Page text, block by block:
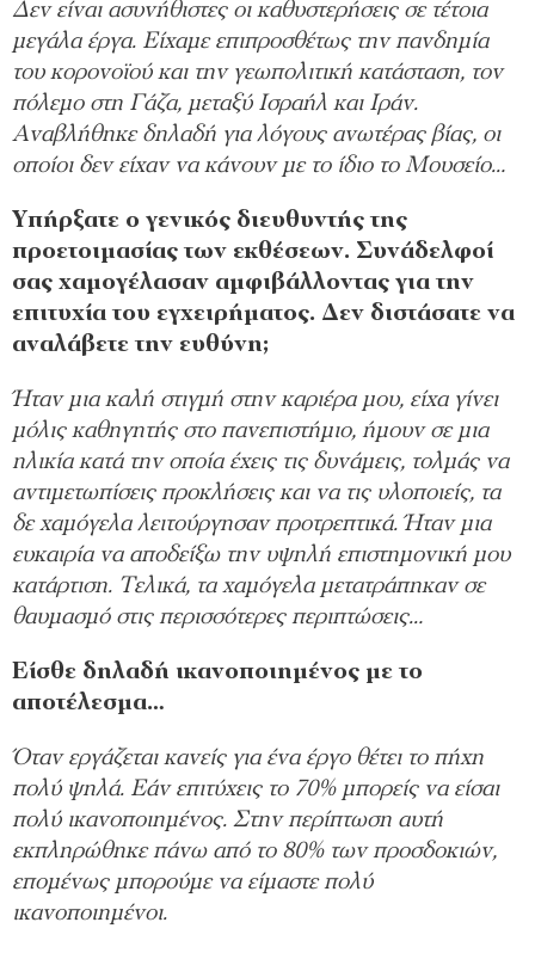
Δεν είναι ασυνήθιστες οι καθυστερήσεις σε τέτοια
μεγάλα έργα. Είχαμε επιπροσθέτως την πανδημία
του κορονοϊού και την γεωπολιτική κατάσταση, τον
πόλεμο στη Γάζα, μεταξύ Ισραήλ και Ιράν.
Αναβλήθηκε δηλαδή για λόγους ανωτέρας βίας, οι
οποίοι δεν είχαν να κάνουν με το ίδιο το Μουσείο…
Υπήρξατε ο γενικός διευθυντής της
προετοιμασίας των εκθέσεων. Συνάδελφοί
σας χαμογέλασαν αμφιβάλλοντας για την
επιτυχία του εγχειρήματος. Δεν διστάσατε να
αναλάβετε την ευθύνη;
Ήταν μια καλή στιγμή στην καριέρα μου, είχα γίνει
μόλις καθηγητής στο πανεπιστήμιο, ήμουν σε μια
ηλικία κατά την οποία έχεις τις δυνάμεις, τολμάς να
αντιμετωπίσεις προκλήσεις και να τις υλοποιείς, τα
δε χαμόγελα λειτούργησαν πρoτρεπτικά. Ήταν μια
ευκαιρία να αποδείξω την υψηλή επιστημονική μου
κατάρτιση. Τελικά, τα χαμόγελα μετατράπηκαν σε
θαυμασμό στις περισσότερες περιπτώσεις…
Είσθε δηλαδή ικανοποιημένος με το
αποτέλεσμα…
Όταν εργάζεται κανείς για ένα έργο θέτει το πήχη
πολύ ψηλά. Εάν επιτύχεις το 70% μπορείς να είσαι
πολύ ικανοποιημένος. Στην περίπτωση αυτή
εκπληρώθηκε πάνω από το 80% των προσδοκιών,
επομένως μπορούμε να είμαστε πολύ
ικανοποιημένοι.